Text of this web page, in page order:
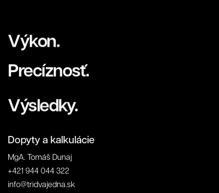
Výkon.
Precíznosť.
Výsledky.
Dopyty a kalkulácie
MgA. Tomáš Dunaj
+421 944 044 322
info@tridvajedna.sk